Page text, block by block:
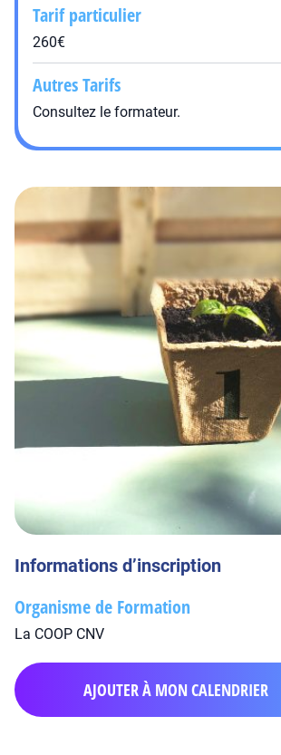
Tarif particulier
260€
Autres Tarifs
Consultez le formateur.
Informations d’inscription
Organisme de Formation
La COOP CNV
AJOUTER À MON CALENDRIER